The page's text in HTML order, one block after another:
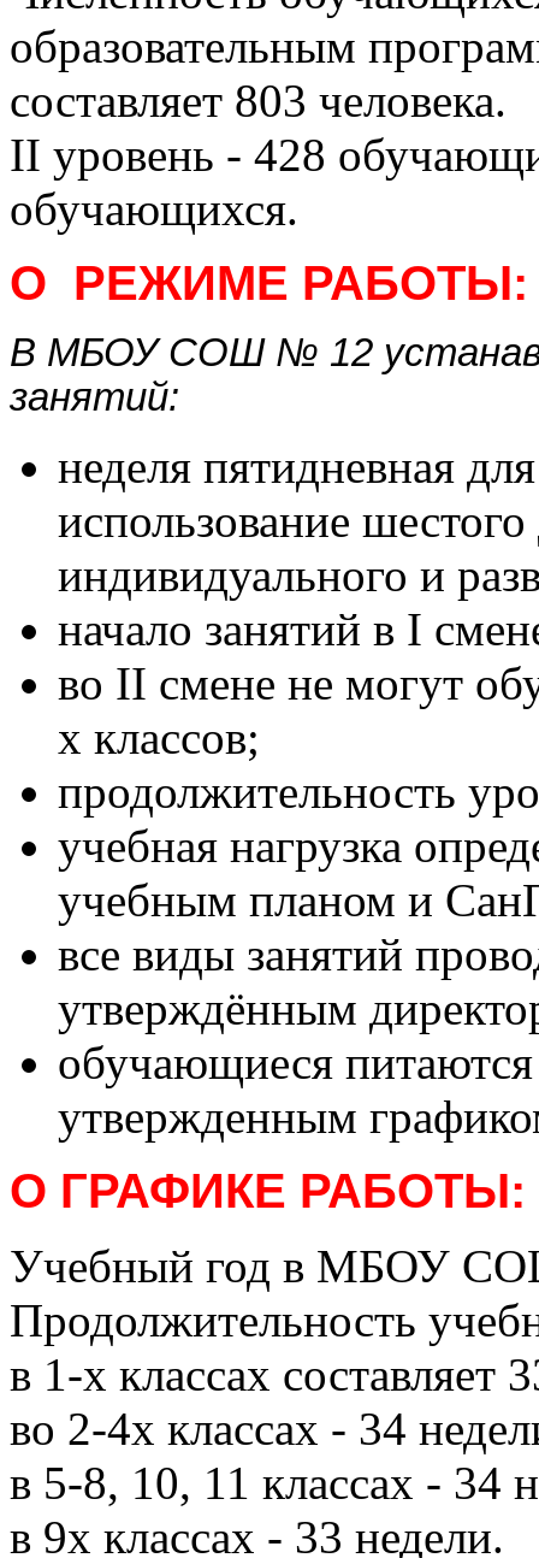
образовательным
составляет 803
II уровень - 428
обучающихся.
О РЕЖИМЕ РАБОТЫ:
В МБОУ СОШ № 12
занятий:
неделя пятидневная
использование
индивидуального и
начало занятий в I
во II смене не могут
х классов;
продолжительность
учебная нагрузка
учебным планом и
все виды занятий
утверждённым
обучающиеся питаются
утвержденным
О ГРАФИКЕ РАБОТЫ:
Учебный год в МБОУ
Продолжительность
в 1-х классах составляет
во 2-4х классах - 34
в 5-8, 10, 11 классах - 34
в 9х классах - 33 недели.